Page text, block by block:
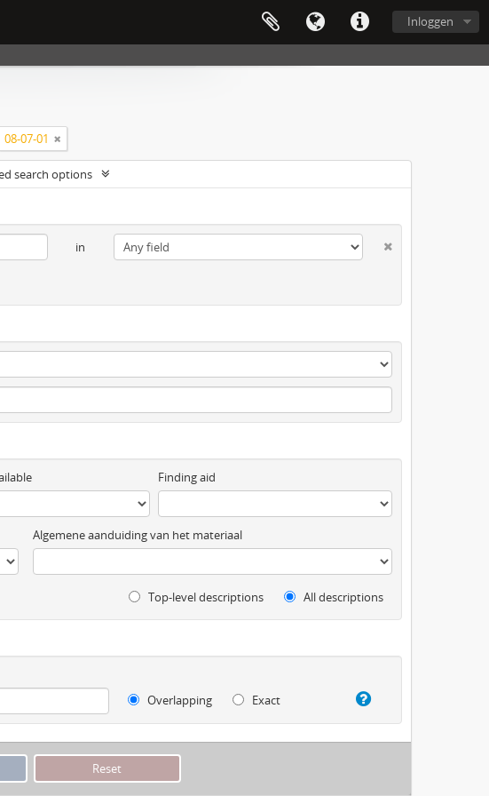
Inloggen
08-07-01
search options
in
Finding aid
Algemene aanduiding van het materiaal
Top-level descriptions All descriptions
Overlapping
Exact